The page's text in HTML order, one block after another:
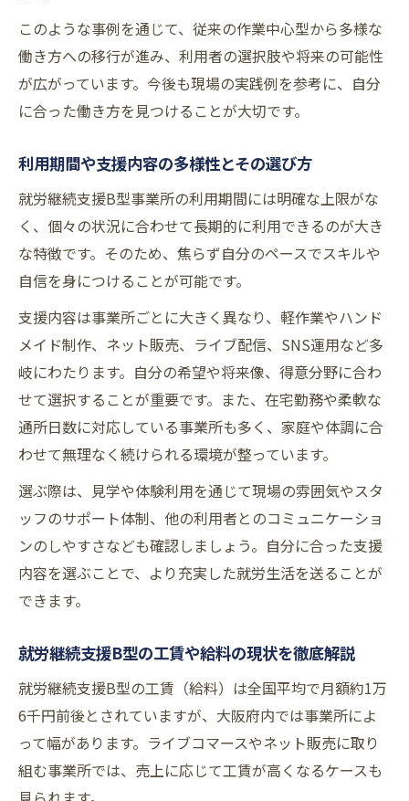
このような事例を通じて、従来の作業中心型から多様な
働き方への移行が進み、利用者の選択肢や将来の可能性
が広がっています。今後も現場の実践例を参考に、自分
に合った働き方を見つけることが大切です。
利用期間や支援内容の多様性とその選び方
就労継続支援B型事業所の利用期間には明確な上限がな
く、個々の状況に合わせて長期的に利用できるのが大き
な特徴です。そのため、焦らず自分のペースでスキルや
自信を身につけることが可能です。
支援内容は事業所ごとに大きく異なり、軽作業やハンド
メイド制作、ネット販売、ライブ配信、SNS運用など多
岐にわたります。自分の希望や将来像、得意分野に合わ
せて選択することが重要です。また、在宅勤務や柔軟な
通所日数に対応している事業所も多く、家庭や体調に合
わせて無理なく続けられる環境が整っています。
選ぶ際は、見学や体験利用を通じて現場の雰囲気やスタ
ッフのサポート体制、他の利用者とのコミュニケーショ
ンのしやすさなども確認しましょう。自分に合った支援
内容を選ぶことで、より充実した就労生活を送ることが
できます。
就労継続支援B型の工賃や給料の現状を徹底解説
就労継続支援B型の工賃（給料）は全国平均で月額約1万
6千円前後とされていますが、大阪府内では事業所によ
って幅があります。ライブコマースやネット販売に取り
組む事業所では、売上に応じて工賃が高くなるケースも